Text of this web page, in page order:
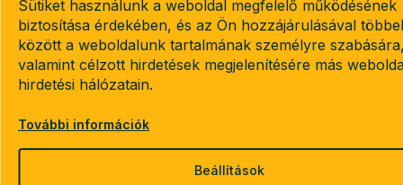
Sütiket használunk a weboldal megfelelő működésének
biztosítása érdekében, és az Ön hozzájárulásával
között a weboldalunk tartalmának személyre
valamint célzott hirdetések megjelenítésére más
hirdetési hálózatain.
További információk
Beállítások